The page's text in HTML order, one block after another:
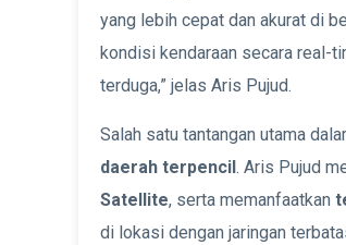
yang lebih cepat dan akurat di
kondisi kendaraan secara real-
terduga,” jelas Aris Pujud.
Salah satu tantangan utama
daerah terpencil. Aris Pujud
Satellite, serta memanfaatkan
di lokasi dengan jaringan